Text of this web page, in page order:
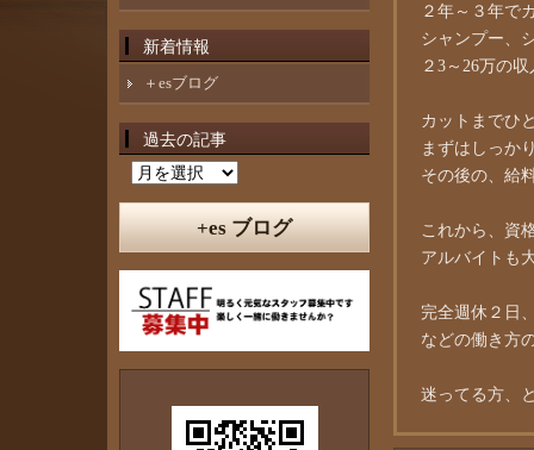
２年～３年で
シャンプー、
２3～26万の
カットまでひ
まずはしっか
その後の、給
これから、資
アルバイトも
完全週休２日
などの働き方
迷ってる方、
新着情報
＋esブログ
過去の記事
記
+es ブログ